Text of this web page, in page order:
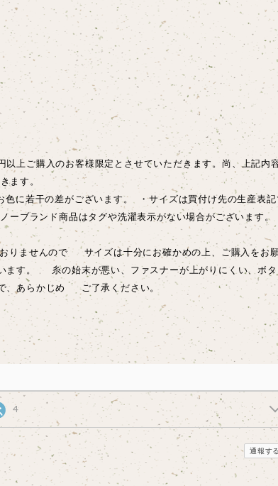
上ご購入のお客様限定とさせていただきます。尚、上記内
ます。
に若干の差がございます。 ・サイズは買付け先の生産表記
ブランド商品はタグや洗濯表示がない場合がございます。
りませんので サイズは十分にお確かめの上、ご購入をお
ます。 糸の始末が悪い、ファスナーが上がりにくい、ボ
、あらかじめ ご了承ください。
4
通報する